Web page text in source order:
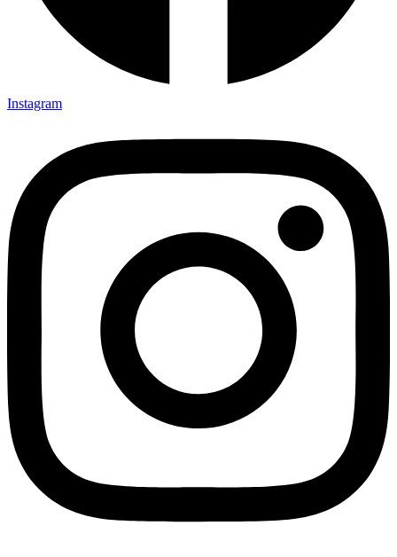
Instagram